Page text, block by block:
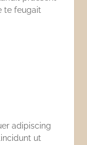
te feugait
adipiscing
ut